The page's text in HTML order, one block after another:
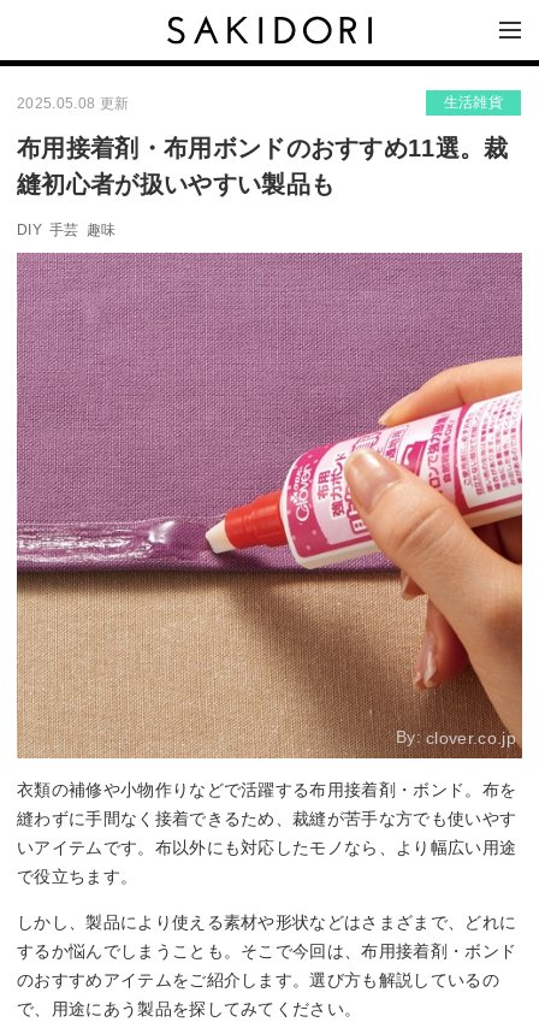
2025.05.08 更新 生活雑貨
布用接着剤・布用ボンドのおすすめ11選。裁
縫初心者が扱いやすい製品も
DIY 手芸 趣味
By:clover.co.jp
衣類の補修や小物作りなどで活躍する布用接着剤・ボンド。布を
縫わずに手間なく接着できるため、裁縫が苦手な方でも使いやす
いアイテムです。布以外にも対応したモノなら、より幅広い用途
で役立ちます。
しかし、製品により使える素材や形状などはさまざまで、どれに
するか悩んでしまうことも。そこで今回は、布用接着剤・ボンド
のおすすめアイテムをご紹介します。選び方も解説しているの
で、用途にあう製品を探してみてください。